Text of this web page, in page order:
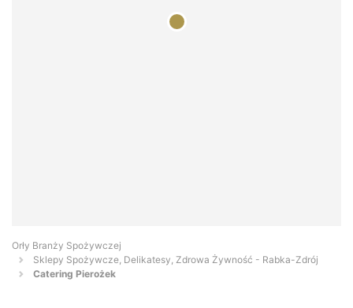
Orły Branży Spożywczej
Sklepy Spożywcze, Delikatesy, Zdrowa Żywność - Rabka-Zdrój
Catering Pierożek